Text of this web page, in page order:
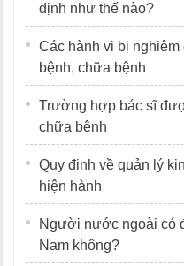
định như thế nào?
Các hành vi bị nghiêm
bệnh, chữa bệnh
Trường hợp bác sĩ
chữa bệnh
Quy định về quản lý
hiện hành
Người nước ngoài có
Nam không?